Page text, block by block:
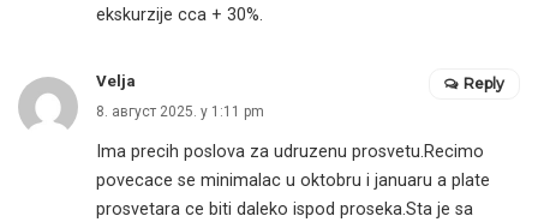
ekskurzije cca + 30%.
Velja
8. август 2025. у 1:11 pm
Ima precih poslova za udruzenu prosvetu.Recimo
povecace se minimalac u oktobru i januaru a plate
prosvetara ce biti daleko ispod proseka.Sta je sa
Reply